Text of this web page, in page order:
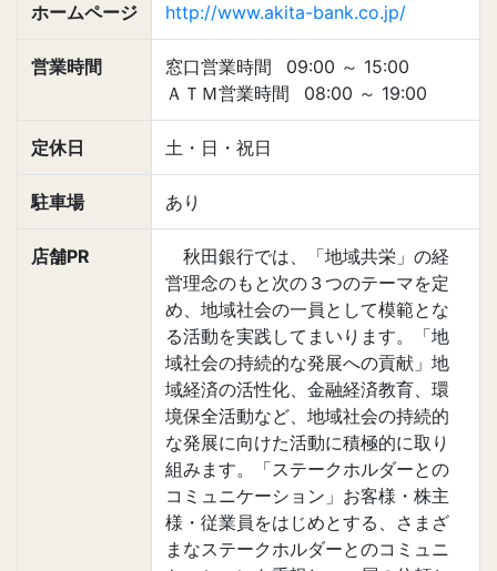
ホームページ http://www.akita-bank.co.jp/
営業時間 窓口営業時間 09:00 ～ 15:00
ＡＴＭ営業時間
08:00 ～ 19:00
定休日 土・日・祝日
駐車場 あり
店舗PR
秋田銀行では、「地域共栄」の経
営理念のもと次の３つのテーマを定
め、地域社会の一員として模範とな
る活動を実践してまいります。「地
域社会の持続的な発展への貢献」地
域経済の活性化、金融経済教育、環
境保全活動など、地域社会の持続的
な発展に向けた活動に積極的に取り
組みます。「ステークホルダーとの
コミュニケーション」お客様・株主
様・従業員をはじめとする、さまざ
まなステークホルダーとのコミュニ